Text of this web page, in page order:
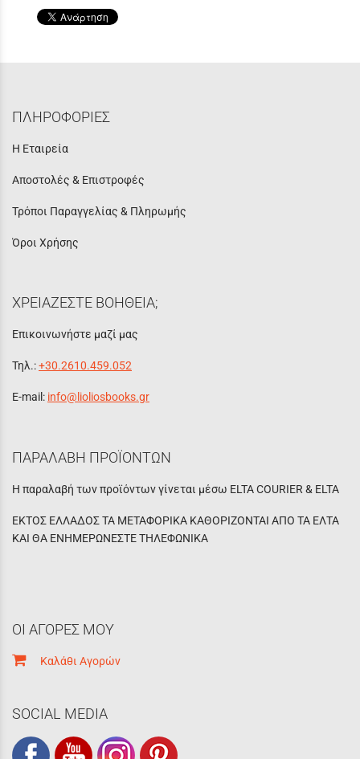
ΠΛΗΡΟΦΟΡΙΕΣ
Η Εταιρεία
Αποστολές & Επιστροφές
Τρόποι Παραγγελίας & Πληρωμής
Όροι Χρήσης
ΧΡΕΙΑΖΕΣΤΕ ΒΟΗΘΕΙΑ;
Επικοινωνήστε μαζί μας
Τηλ.:+30.2610.459.052
E-mail: info@lioliosbooks.gr
ΠΑΡΑΛΑΒΗ ΠΡΟΪΟΝΤΩΝ
Η παραλαβή των προϊόντων γίνεται μέσω ELTA COURIER & ELTA
ΕΚΤΟΣ ΕΛΛΑΔΟΣ ΤΑ ΜΕΤΑΦΟΡΙΚΑ ΚΑΘΟΡΙΖΟΝΤΑΙ ΑΠΟ ΤΑ ΕΛΤΑ
ΚΑΙ ΘΑ ΕΝΗΜΕΡΩΝΕΣΤΕ ΤΗΛΕΦΩΝΙΚΑ
ΟΙ ΑΓΟΡΕΣ ΜΟΥ
Καλάθι Αγορών
SOCIAL MEDIA